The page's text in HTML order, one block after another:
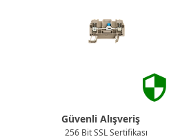
Güvenli Alışveriş
256 Bit SSL Sertifikası